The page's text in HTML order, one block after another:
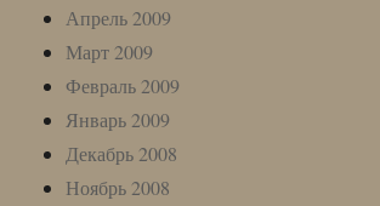
Апрель 2009
Март 2009
Февраль 2009
Январь 2009
Декабрь 2008
Ноябрь 2008